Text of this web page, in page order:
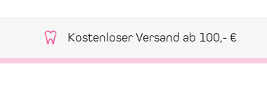
Kostenloser Versand ab 100,- €